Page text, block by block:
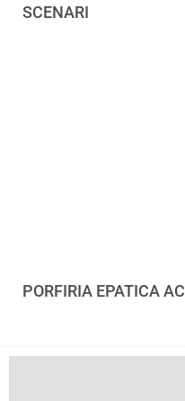
SCENARI
PORFIRIA EPATICA